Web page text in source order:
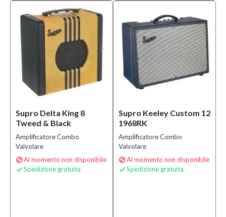
Supro Delta King 8
Tweed & Black
Amplificatore Combo
Valvolare
Al momento non disponibile
 Spedizione gratuita
Supro Keeley Custom 12
1968RK
Amplificatore Combo
Valvolare
Al momento non disponibile
 Spedizione gratuita